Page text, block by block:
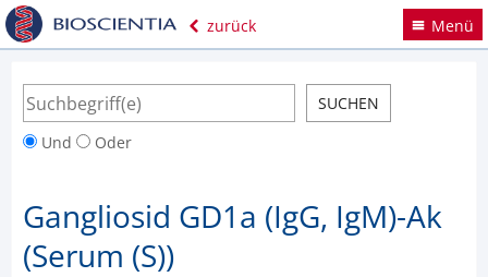
zurück Menü
Und Oder
Gangliosid GD1a (IgG, IgM)-Ak
(Serum (S))